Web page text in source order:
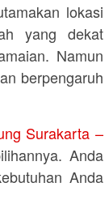
lokasi
yang dekat
Namun
berpengaruh
Surakarta –
Anda
Anda